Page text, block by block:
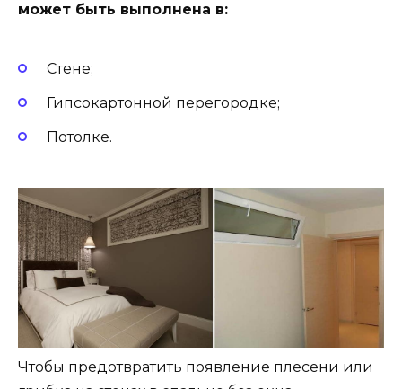
может быть выполнена в:
Стене;
Гипсокартонной перегородке;
Потолке.
Чтобы предотвратить появление плесени или